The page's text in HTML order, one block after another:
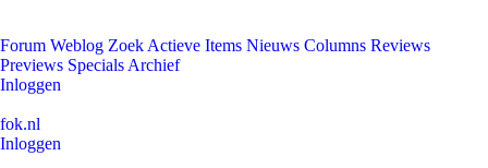
Forum Weblog Zoek Actieve Items Nieuws Columns Reviews
Previews Specials Archief
Inloggen
fok.nl
Inloggen